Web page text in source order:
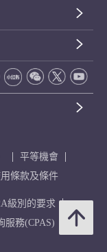
平等機會
條款及條件
級別的要求
服務(CPAS)